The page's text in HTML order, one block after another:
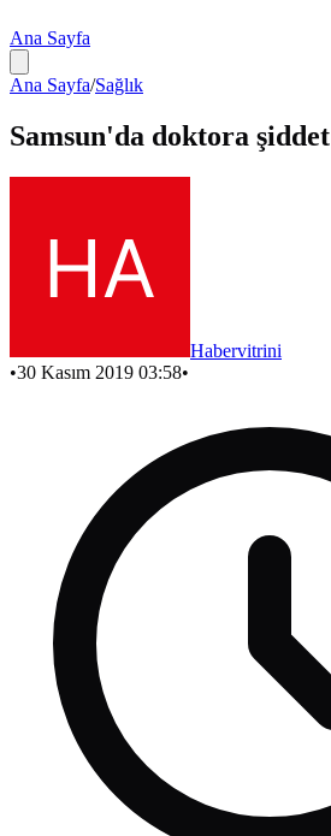
Ana Sayfa
Ana Sayfa/Sağlık
Samsun'da doktora şiddet
Habervitrini
•30 Kasım 2019 03:58•